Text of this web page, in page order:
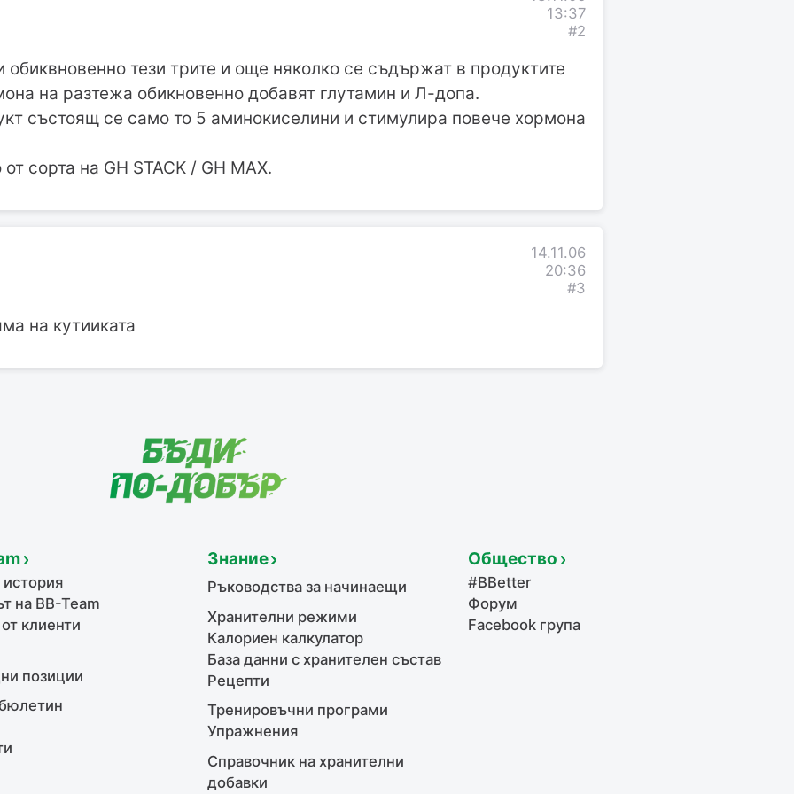
13:37
#2
обиквновенно тези трите и още няколко се съдържат в продуктите
на разтежа обикновенно добавят глутамин и Л-допа.
състоящ се само то 5 аминокиселини и стимулира повече хормона
сорта на GH STACK / GH MAX.
14.11.06
20:36
#3
на кутииката
на BB-Team
клиенти
позиции
Знание
Ръководства за начинаещи
Хранителни режими
Калориен калкулатор
База данни с хранителен състав
Рецепти
Тренировъчни програми
Упражнения
Справочник на хранителни
добавки
Общество
#BBetter
Форум
Facebook група